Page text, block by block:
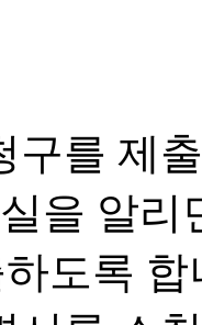
구를 제
을 알
도록 합